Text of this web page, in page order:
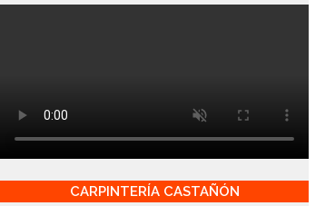
CARPINTERÍA CASTAÑÓN